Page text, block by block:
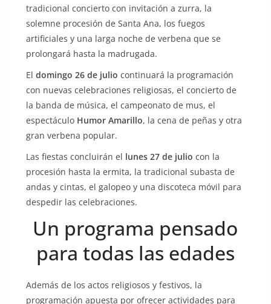
tradicional concierto con invitación a zurra, la
solemne procesión de Santa Ana, los fuegos
artificiales y una larga noche de verbena que se
prolongará hasta la madrugada.
El domingo 26 de julio continuará la programación
con nuevas celebraciones religiosas, el concierto de
la banda de música, el campeonato de mus, el
espectáculo Humor Amarillo, la cena de peñas y otra
gran verbena popular.
Las fiestas concluirán el lunes 27 de julio con la
procesión hasta la ermita, la tradicional subasta de
andas y cintas, el galopeo y una discoteca móvil para
despedir las celebraciones.
Un programa pensado
para todas las edades
Además de los actos religiosos y festivos, la
programación apuesta por ofrecer actividades para